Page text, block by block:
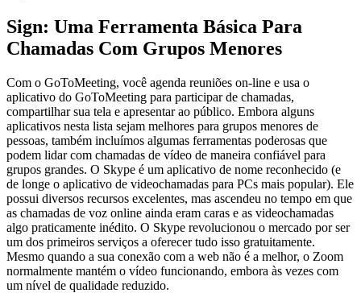
Sign: Uma Ferramenta Básica Para
Chamadas Com Grupos Menores
Com o GoToMeeting, você agenda reuniões on-line e usa o
aplicativo do GoToMeeting para participar de chamadas,
compartilhar sua tela e apresentar ao público. Embora alguns
aplicativos nesta lista sejam melhores para grupos menores de
pessoas, também incluímos algumas ferramentas poderosas que
podem lidar com chamadas de vídeo de maneira confiável para
grupos grandes. O Skype é um aplicativo de nome reconhecido (e
de longe o aplicativo de videochamadas para PCs mais popular). Ele
possui diversos recursos excelentes, mas ascendeu no tempo em que
as chamadas de voz online ainda eram caras e as videochamadas
algo praticamente inédito. O Skype revolucionou o mercado por ser
um dos primeiros serviços a oferecer tudo isso gratuitamente.
Mesmo quando a sua conexão com a web não é a melhor, o Zoom
normalmente mantém o vídeo funcionando, embora às vezes com
um nível de qualidade reduzido.